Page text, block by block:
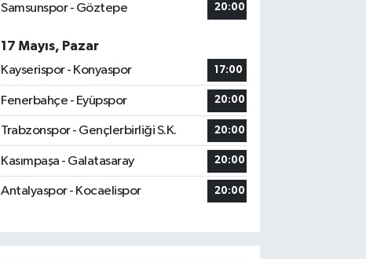
Samsunspor - Göztepe 20:00
17 Mayıs, Pazar
Kayserispor - Konyaspor
17:00
Fenerbahçe - Eyüpspor 20:00
Trabzonspor - Gençlerbirliği S.K. 20:00
Kasımpaşa - Galatasaray 20:00
Antalyaspor - Kocaelispor 20:00